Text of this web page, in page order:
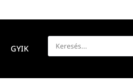
GYIK